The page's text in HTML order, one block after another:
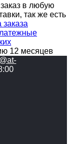
в любую
так же есть
12 месяцев